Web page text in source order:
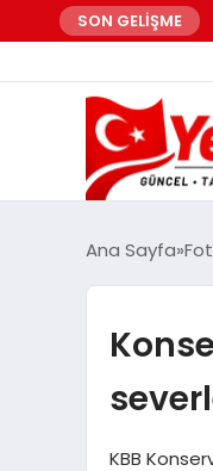
SON GELİŞME
Ana Sayfa
KBB